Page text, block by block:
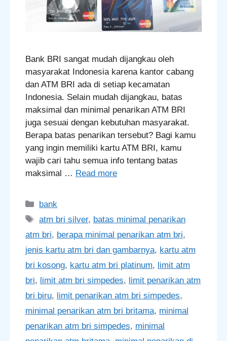
Bank BRI sangat mudah dijangkau oleh
masyarakat Indonesia karena kantor cabang
dan ATM BRI ada di setiap kecamatan
Indonesia. Selain mudah dijangkau, batas
maksimal dan minimal penarikan ATM BRI
juga sesuai dengan kebutuhan masyarakat.
Berapa batas penarikan tersebut? Bagi kamu
yang ingin memiliki kartu ATM BRI, kamu
wajib cari tahu semua info tentang batas
maksimal … Read more
Categories
bank
Tags
atm bri silver, batas minimal penarikan
atm bri, berapa minimal penarikan atm bri,
jenis kartu atm bri dan gambarnya, kartu atm
bri kosong, kartu atm bri platinum, limit atm
bri, limit atm bri simpedes, limit penarikan atm
bri biru, limit penarikan atm bri simpedes,
minimal penarikan atm bri britama, minimal
penarikan atm bri simpedes, minimal